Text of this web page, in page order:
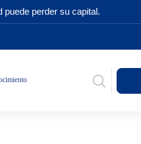
puede perder su capital.